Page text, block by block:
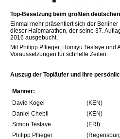
Top-Besetzung beim größten
Einmal mehr präsentiert sich der
dieser Halbmarathon, der seine 37.
2016 ausgebucht.
Mit Philipp Pflieger, Homiyu Tesfaye
Voraussetzungen für schnelle Zeiten.
Auszug der Topläufer und ihre
Männer:
David Kogei
(KEN)
Daniel Chebii
(KEN)
Simon Tesfaye
(ERI)
Philipp Pflieger